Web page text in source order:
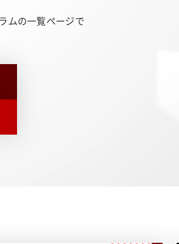
ムの一覧ページで